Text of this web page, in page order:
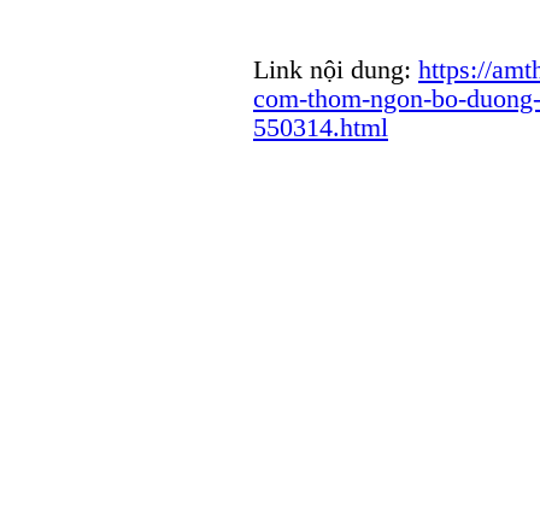
Link nội dung: https://
com-thom-ngon-bo-
550314.html